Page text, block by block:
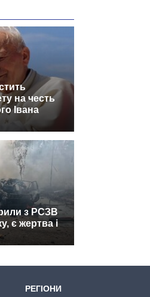
на честь
Івана
з РСЗВ
є жертва і
РЕГІОНИ